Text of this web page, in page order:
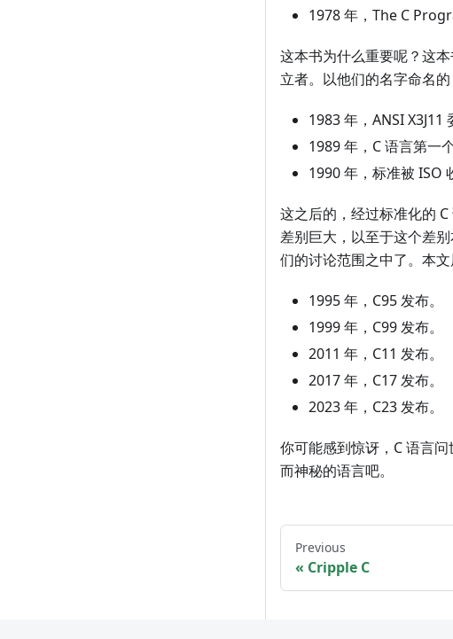
1978 年，The C
这本书为什么重要呢？这
立者。以他们的名字命名
1983 年，ANSI X3J11
1989 年，C 语言第一
1990 年，标准被 ISO
这之后的，经过标准化的
差别巨大，以至于这个差
们的讨论范围之中了。本文
1995 年，C95 发布。
1999 年，C99 发布。
2011 年，C11 发布。
2017 年，C17 发布。
2023 年，C23 发布。
你可能感到惊讶，C 语言
而神秘的语言吧。
Previous
Cripple C